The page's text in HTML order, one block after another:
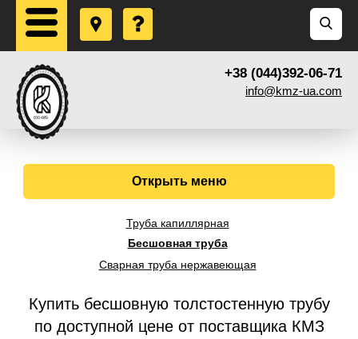
+38 (044)392-06-71
info@kmz-ua.com
Открыть меню
Труба капиллярная
Бесшовная труба
Сварная труба нержавеющая
Купить бесшовную толстостенную трубу
по доступной цене от поставщика КМЗ